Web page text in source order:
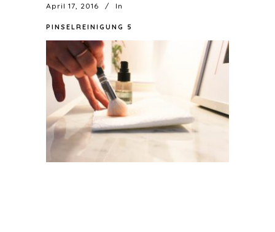
April 17, 2016 In
PINSELREINIGUNG 5